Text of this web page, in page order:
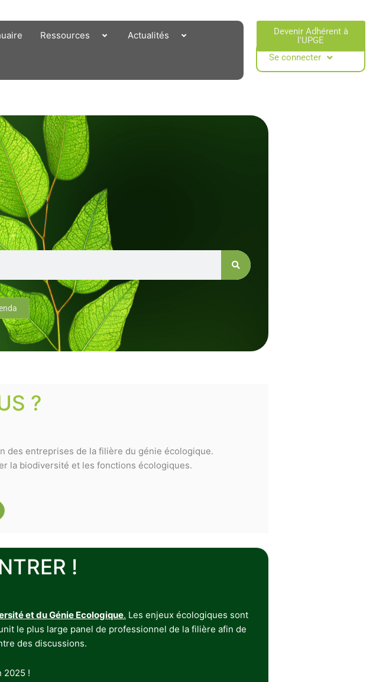
Ressources Actualités
Devenir Adhérent à
l'UPGE​
Se connecter
?
des entreprises de la filière du génie écologique.
la biodiversité et les fonctions écologiques.
!
et du Génie Ecologique. Les enjeux écologiques sont
le plus large panel de professionnel de la filière afin de
des discussions.
2025 !